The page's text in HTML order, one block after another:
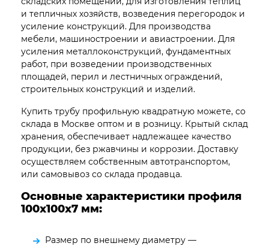
и тепличных хозяйств, возведения перегородок и
усиление конструкций. Для производства
мебели, машиностроении и авиастроении. Для
усиления металлоконструкций, фундаментных
работ, при возведении производственных
площадей, перил и лестничных ограждений,
строительных конструкций и изделий.
Купить трубу профильную квадратную можете, со
склада в Москве оптом и в розницу. Крытый склад
хранения, обеспечивает надлежащее качество
продукции, без ржавчины и коррозии. Доставку
осуществляем собственным автотранспортом,
или самовывоз со склада продавца.
Основные характеристики профиля
100х100х7 мм:
Размер по внешнему диаметру —